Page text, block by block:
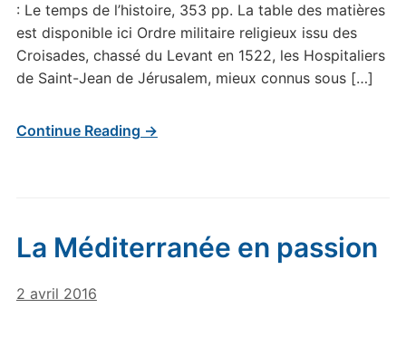
: Le temps de l’histoire, 353 pp. La table des matières
est disponible ici Ordre militaire religieux issu des
Croisades, chassé du Levant en 1522, les Hospitaliers
de Saint-Jean de Jérusalem, mieux connus sous […]
Continue Reading →
La Méditerranée en passion
2 avril 2016